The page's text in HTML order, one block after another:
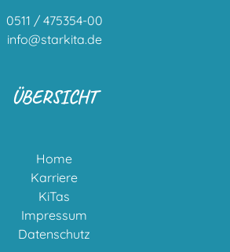
0511 / 475354-00
info@starkita.de
ÜBERSICHT
Home
Karriere
KiTas
Impressum
Datenschutz